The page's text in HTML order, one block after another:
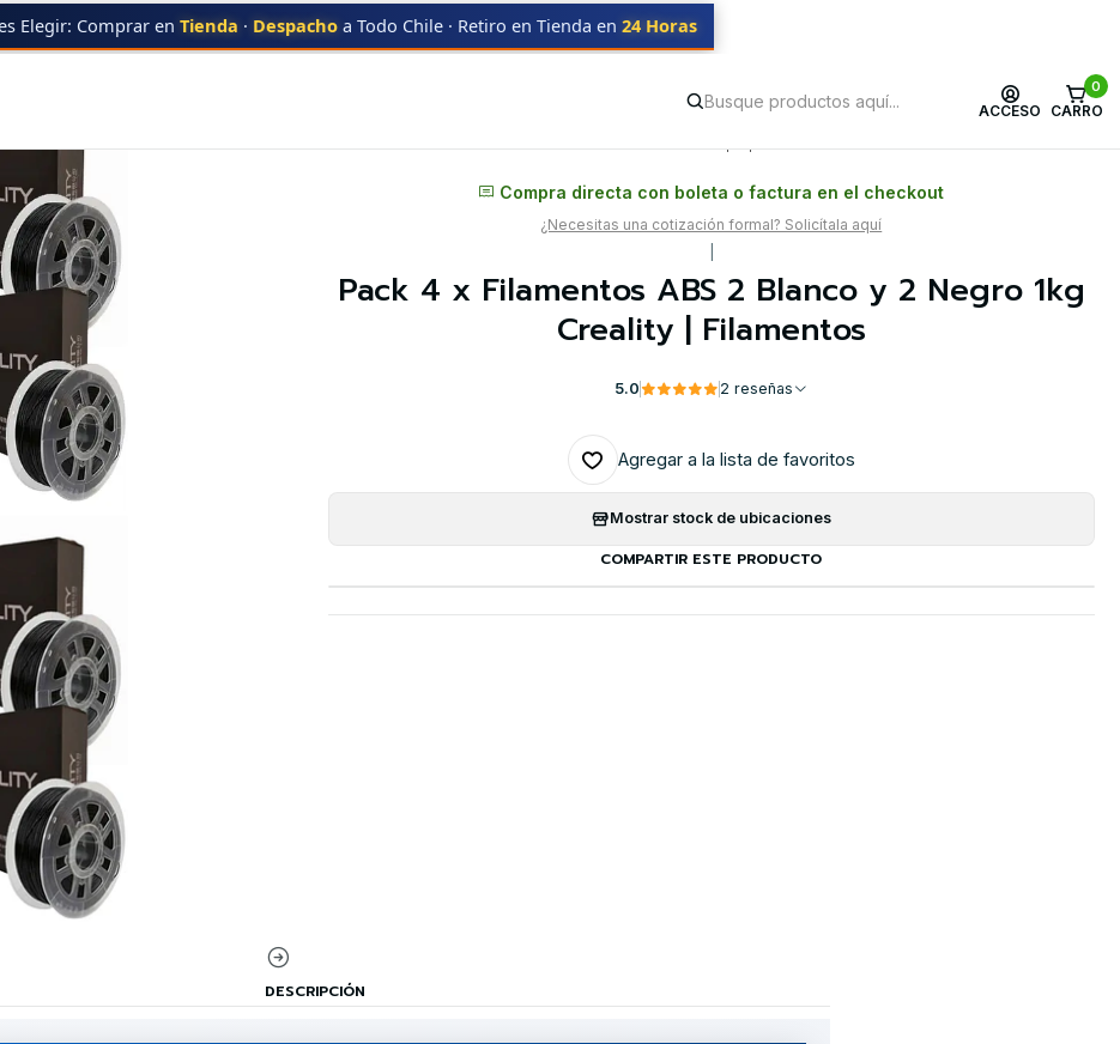
ACCESO
0
CARRO
Elegir: Comprar en Tienda · Despacho a Todo Chile · Retiro en Tienda en 24 Horas
4 x Filamentos ABS 2 Blanco y 2 Negro 1kg Creality | Filamentos
Compra directa con boleta o factura en el checkout
¿Necesitas una cotización formal? Solicítala aquí
Pack 4 x Filamentos ABS 2 Blanco y 2 Negro 1kg
Creality | Filamentos
5.0 2 reseñas
Agregar a la lista de favoritos
Mostrar stock de ubicaciones
COMPARTIR ESTE PRODUCTO
DESCRIPCIÓN